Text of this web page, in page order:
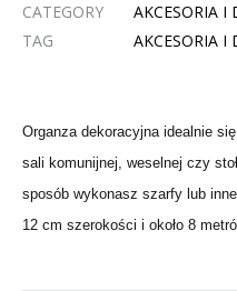
CATEGORY
AKCESORIA I
TAG
AKCESORIA I
Organza dekoracyjna idealnie
sali komunijnej, weselnej czy
sposób wykonasz szarfy lub
12 cm szerokości i około 8